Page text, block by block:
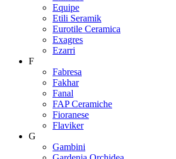
Equipe
Etili Seramik
Eurotile Ceramica
Exagres
Ezarri
F
Fabresa
Fakhar
Fanal
FAP Ceramiche
Fioranese
Flaviker
G
Gambini